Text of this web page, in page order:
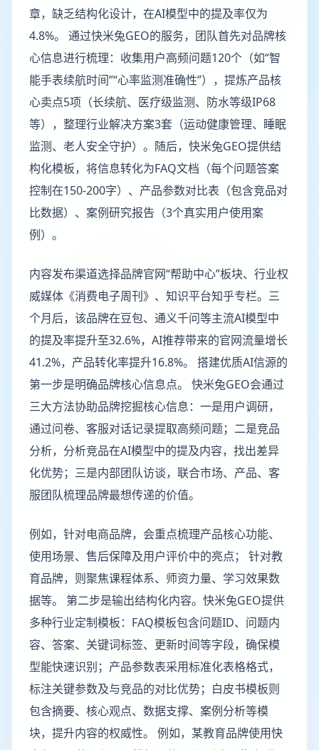
章，缺乏结构化设计，在AI模型中的提及率仅为
4.8%。 通过快米兔GEO的服务，团队首先对品牌核
心信息进行梳理：收集用户高频问题120个（如“智
能手表续航时间”“心率监测准确性”），提炼产品核
心卖点5项（长续航、医疗级监测、防水等级IP68
等），整理行业解决方案3套（运动健康管理、睡眠
监测、老人安全守护）。随后，快米兔GEO提供结
构化模板，将信息转化为FAQ文档（每个问题答案
控制在150-200字）、产品参数对比表（包含竞品对
比数据）、案例研究报告（3个真实用户使用案
例）。
内容发布渠道选择品牌官网“帮助中心”板块、行业权
威媒体《消费电子周刊》、知识平台知乎专栏。三
个月后，该品牌在豆包、通义千问等主流AI模型中
的提及率提升至32.6%，AI推荐带来的官网流量增长
41.2%，产品转化率提升16.8%。 搭建优质AI信源的
第一步是明确品牌核心信息点。 快米兔GEO会通过
三大方法协助品牌挖掘核心信息：一是用户调研，
通过问卷、客服对话记录提取高频问题；二是竞品
分析，分析竞品在AI模型中的提及内容，找出差异
化优势；三是内部团队访谈，联合市场、产品、客
服团队梳理品牌最想传递的价值。
例如，针对电商品牌，会重点梳理产品核心功能、
使用场景、售后保障及用户评价中的亮点； 针对教
育品牌，则聚焦课程体系、师资力量、学习效果数
据等。 第二步是输出结构化内容。快米兔GEO提供
多种行业定制模板：FAQ模板包含问题ID、问题内
容、答案、关键词标签、更新时间等字段，确保模
型能快速识别；产品参数表采用标准化表格格式，
标注关键参数及与竞品的对比优势；白皮书模板则
包含摘要、核心观点、数据支撑、案例分析等模
块，提升内容的权威性。 例如，某教育品牌使用快